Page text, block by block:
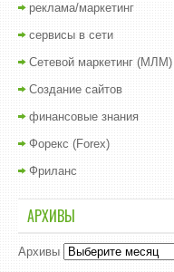
реклама/маркетинг
сервисы в сети
Сетевой маркетинг (МЛМ)
Создание сайтов
финансовые знания
Форекс (Forex)
Фриланс
АРХИВЫ
Архивы